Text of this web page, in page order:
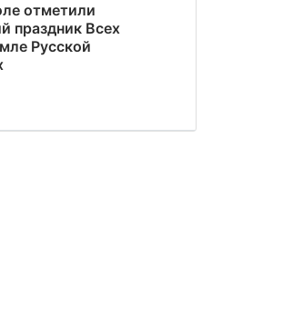
отметили
праздник Всех
Русской